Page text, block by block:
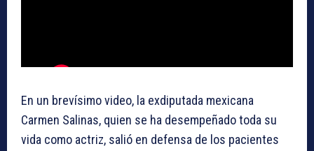
En un brevísimo video, la exdiputada mexicana
Carmen Salinas, quien se ha desempeñado toda su
vida como actriz, salió en defensa de los pacientes